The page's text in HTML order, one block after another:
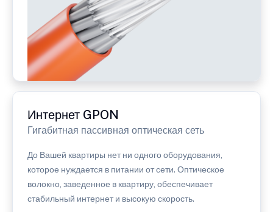
Интернет GPON
Гигабитная пассивная оптическая сеть
До Вашей квартиры нет ни одного оборудования,
которое нуждается в питании от сети. Оптическое
волокно, заведенное в квартиру, обеспечивает
стабильный интернет и высокую скорость.